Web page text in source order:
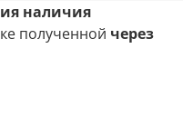
наличия
полученной через